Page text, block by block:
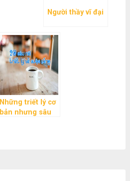
Người thầy vĩ đại
Những triết lý cơ
bản nhưng sâu